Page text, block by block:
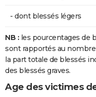
- dont blessés légers
NB : les pourcentages de
sont rapportés au
la part totale de blessés
des blessés graves.
Age des victimes